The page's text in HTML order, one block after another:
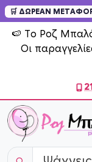
🛒 ΔΩΡΕΑΝ
🍉 Το Ροζ
Οι
Skip to content